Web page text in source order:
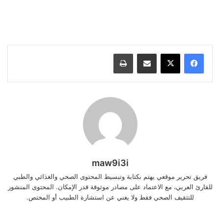
مشاركة عبر البريد طباعة
maw9i3i
فريق تحرير موقعي يهتم بكتابة وتبسيط المحتوى الصحي والغذائي والطبي
للقارئ العربي، مع الاعتماد على مصادر موثوقة قدر الإمكان. المحتوى المنشور
للتثقيف الصحي فقط ولا يغني عن استشارة الطبيب أو المختص.